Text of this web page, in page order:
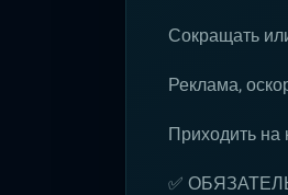
Сокращать
Реклама,
Приходить на
✅